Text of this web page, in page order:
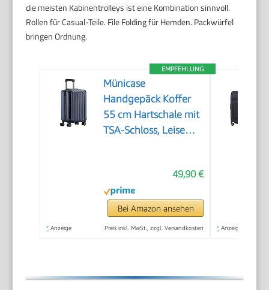
die meisten Kabinentrolleys ist eine Kombination sinnvoll.
Rollen für Casual-Teile. File Folding für Hemden. Packwürfel
bringen Ordnung.
EMPFEHLUNG
Münicase
Handgepäck Koffer
55 cm Hartschale mit
TSA-Schloss, Leise
Airlines,Dunkelblau
49,90 €
Bei Amazon ansehen
* Anzeige Preis inkl. MwSt., zzgl. Versandkosten * Anzeige